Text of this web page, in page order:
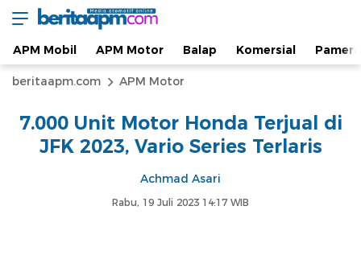
beritaapm.com
Berita Otomotif dan Informasi APM Otomotif
APM Mobil APM Motor Balap Komersial
beritaapm.com APM Motor
7.000 Unit Motor Honda Terjual di
JFK 2023, Vario Series Terlaris
Achmad Asari
Rabu, 19 Juli 2023 14:17 WIB